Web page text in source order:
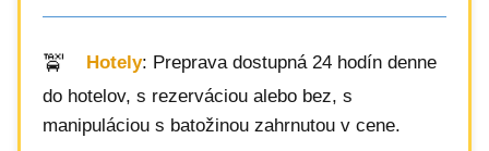
Hotely: Preprava dostupná 24 hodín denne
do hotelov, s rezerváciou alebo bez, s
manipuláciou s batožinou zahrnutou v cene.